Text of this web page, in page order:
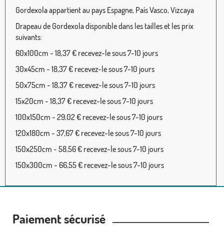
Gordexola appartient au pays Espagne, País Vasco, Vizcaya
Drapeau de Gordexola disponible dans les tailles et les prix
suivants:
60x100cm - 18,37 € recevez-le sous 7-10 jours
30x45cm - 18,37 € recevez-le sous 7-10 jours
50x75cm - 18,37 € recevez-le sous 7-10 jours
15x20cm - 18,37 € recevez-le sous 7-10 jours
100x150cm - 29,02 € recevez-le sous 7-10 jours
120x180cm - 37,67 € recevez-le sous 7-10 jours
150x250cm - 58,56 € recevez-le sous 7-10 jours
150x300cm - 66,55 € recevez-le sous 7-10 jours
Paiement sécurisé